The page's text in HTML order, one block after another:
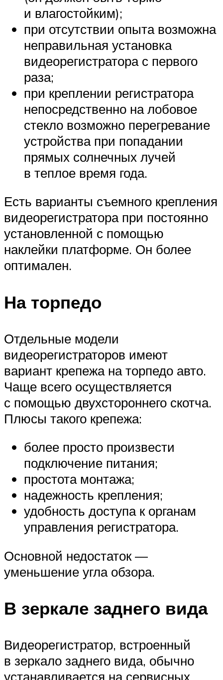
и влагостойким);
при отсутствии опыта возможна
неправильная установка
видеорегистратора с первого
раза;
при креплении регистратора
непосредственно на лобовое
стекло возможно перегревание
устройства при попадании
прямых солнечных лучей
в теплое время года.
Есть варианты съемного крепления
видеорегистратора при постоянно
установленной с помощью
наклейки платформе. Он более
оптимален.
На торпедо
Отдельные модели
видеорегистраторов имеют
вариант крепежа на торпедо авто.
Чаще всего осуществляется
с помощью двухстороннего скотча.
Плюсы такого крепежа:
более просто произвести
подключение питания;
простота монтажа;
надежность крепления;
удобность доступа к органам
управления регистратора.
Основной недостаток —
уменьшение угла обзора.
В зеркале заднего вида
Видеорегистратор, встроенный
в зеркало заднего вида, обычно
устанавливается на сервисных